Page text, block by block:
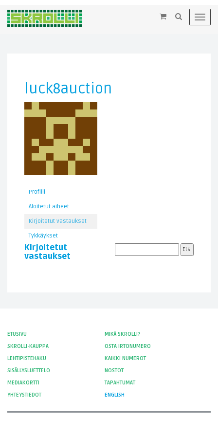
×
luck8auction
Profiili
Aloitetut aiheet
Kirjoitetut vastaukset
Tykkäykset
Kirjoitetut
vastaukset
ETUSIVU
MIKÄ SKROLLI?
SKROLLI-KAUPPA
OSTA IRTONUMERO
LEHTIPISTEHAKU
KAIKKI NUMEROT
SISÄLLYSLUETTELO
NOSTOT
MEDIAKORTTI
TAPAHTUMAT
YHTEYSTIEDOT
ENGLISH